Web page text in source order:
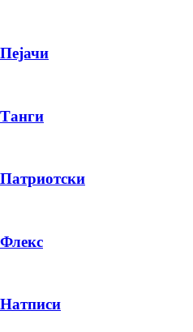
Пејачи
Танги
Патриотски
Флекс
Натписи